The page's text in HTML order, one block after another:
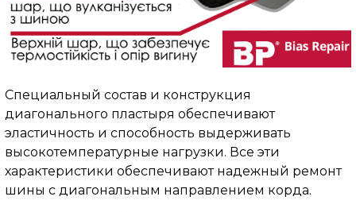
Специальный состав и конструкция
диагонального пластыря обеспечивают
эластичность и способность выдерживать
высокотемпературные нагрузки. Все эти
характеристики обеспечивают надежный ремонт
шины с диагональным направлением корда.